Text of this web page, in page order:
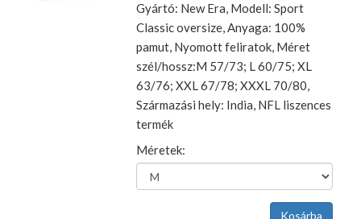
Gyártó: New Era, Modell: Sport
Classic oversize, Anyaga: 100%
pamut, Nyomott feliratok, Méret
szél/hossz:M 57/73; L 60/75; XL
63/76; XXL 67/78; XXXL 70/80,
Származási hely: India, NFL liszences
termék
Méretek: